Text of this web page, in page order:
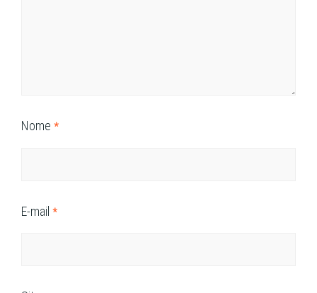
Nome *
E-mail *